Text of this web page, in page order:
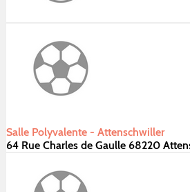
Salle Polyvalente - Attenschwiller
64 Rue Charles de Gaulle 68220